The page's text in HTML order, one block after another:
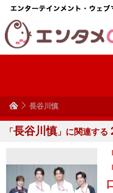
長谷川慎
「長谷川慎」に関連する